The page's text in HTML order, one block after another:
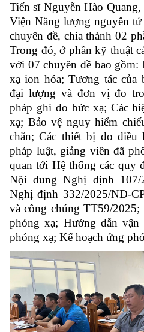
Tiến sĩ Nguyễn Hào
Viện Năng lượng nguyên
chuyên đề, chia thành 02
Trong đó, ở phần kỹ thuật
với 07 chuyên đề bao gồm:
xạ ion hóa; Tương tác của
đại lượng và đơn vị đo
pháp ghi đo bức xạ; Các
xạ; Bảo vệ nguy hiểm
chắn; Các thiết bị đo điều
pháp luật, giảng viên đã
quan tới Hệ thống các quy
Nội dung Nghị định 107/
Nghị định 332/2025/NĐ-
và công chúng TT59/
phóng xạ; Hướng dẫn
phóng xạ; Kế hoạch ứng